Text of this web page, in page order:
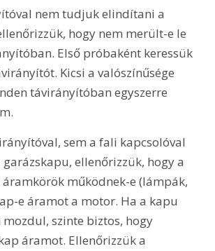
nem tudjuk elindítani a
hogy nem merült-e le
Első próbaként keressük
Kicsi a valószínűsége
távirányítóban egyszerre
sem a fali kapcsolóval
ellenőrizzük, hogy a
működnek-e (lámpák,
e áramot a motor. Ha a kapu
szinte biztos, hogy
áramot. Ellenőrizzük a